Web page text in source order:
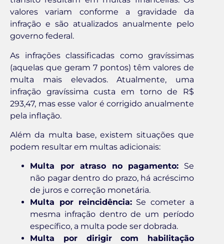
valores variam conforme a gravidade da
infração e são atualizados anualmente pelo
governo federal.
As infrações classificadas como gravíssimas
(aquelas que geram 7 pontos) têm valores de
multa mais elevados. Atualmente, uma
infração gravíssima custa em torno de R$
293,47, mas esse valor é corrigido anualmente
pela inflação.
Além da multa base, existem situações que
podem resultar em multas adicionais:
Multa por atraso no pagamento: Se
não pagar dentro do prazo, há acréscimo
de juros e correção monetária.
Multa por reincidência:Se cometer a
mesma infração dentro de um período
específico, a multa pode ser dobrada.
Multa por dirigir com habilitação